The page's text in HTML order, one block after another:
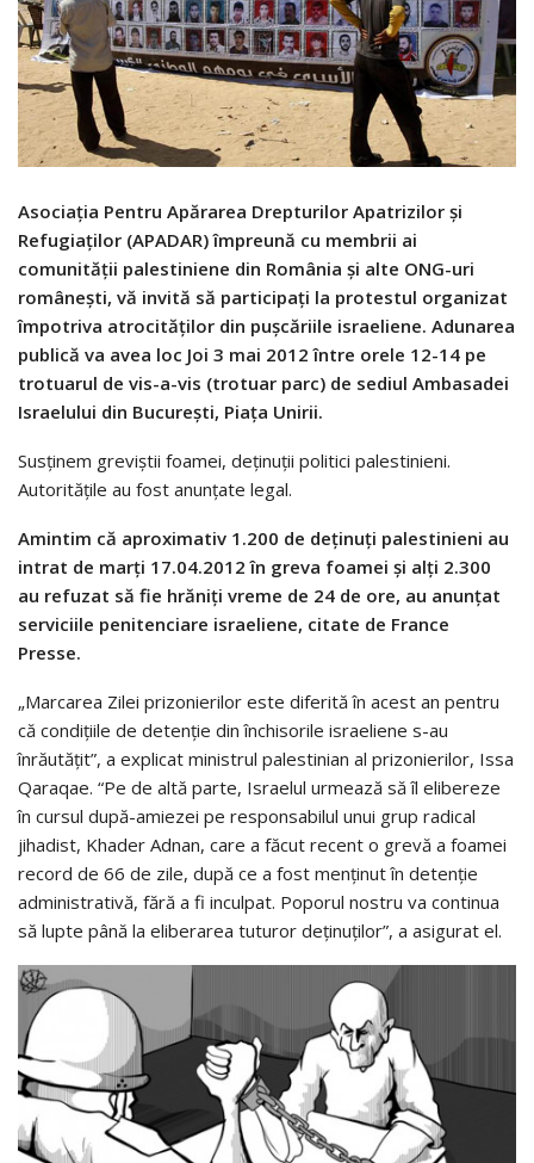
Asociația Pentru Apărarea Drepturilor Apatrizilor și
Refugiaților (APADAR) împreună cu membrii ai
comunității palestiniene din România şi alte ONG-uri
românești, vă invită să participați la protestul organizat
împotriva atrocităților din pușcăriile israeliene. Adunarea
publică va avea loc Joi 3 mai 2012 între orele 12-14 pe
trotuarul de vis-a-vis (trotuar parc) de sediul Ambasadei
Israelului din București, Piața Unirii.
Susținem greviștii foamei, deținuții politici palestinieni.
Autoritățile au fost anunțate legal.
Amintim că aproximativ 1.200 de deţinuţi palestinieni au
intrat de marţi 17.04.2012 în greva foamei şi alţi 2.300
au refuzat să fie hrăniţi vreme de 24 de ore, au anunţat
serviciile penitenciare israeliene, citate de France
Presse.
„Marcarea Zilei prizonierilor este diferită în acest an pentru
că condiţiile de detenţie din închisorile israeliene s-au
înrăutăţit”, a explicat ministrul palestinian al prizonierilor, Issa
Qaraqae. “Pe de altă parte, Israelul urmează să îl elibereze
în cursul după-amiezei pe responsabilul unui grup radical
jihadist, Khader Adnan, care a făcut recent o grevă a foamei
record de 66 de zile, după ce a fost menţinut în detenţie
administrativă, fără a fi inculpat. Poporul nostru va continua
să lupte până la eliberarea tuturor deţinuţilor”, a asigurat el.